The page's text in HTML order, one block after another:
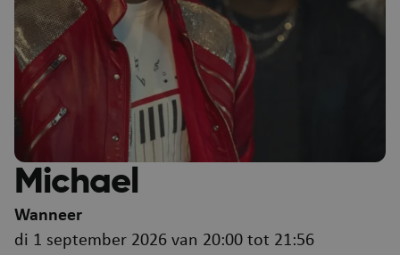
Michael
Wanneer
di 1 september 2026 van 20:00 tot 21:56